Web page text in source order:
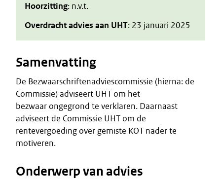
Hoorzitting: n.v.t.
Overdracht advies aan UHT: 23 januari 2025
Samenvatting
De Bezwaarschriftenadviescommissie (hierna: de
Commissie) adviseert UHT om het
bezwaar ongegrond te verklaren. Daarnaast
adviseert de Commissie UHT om de
rentevergoeding over gemiste KOT nader te
motiveren.
Onderwerp van advies